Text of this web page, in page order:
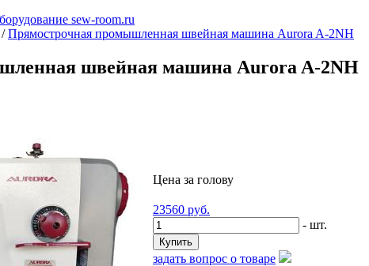
/Прямострочная промышленная швейная машина Aurora A-2NH
швейная машина Aurora A-2NH
Цена за голову
23560 руб.
- шт.
задать вопрос о товаре